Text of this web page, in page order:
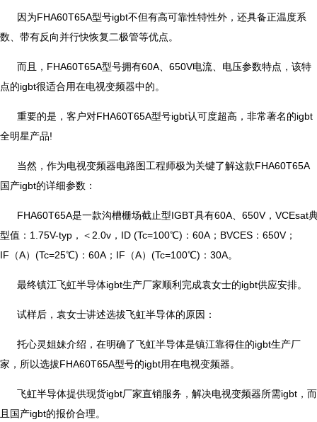
因为FHA60T65A型号igbt不但有高可靠性特性外，还具备正温度系
数、带有反向并行快恢复二极管等优点。
而且，FHA60T65A型号拥有60A、650V电流、电压参数特点，该特
点的igbt很适合用在电视变频器中的。
重要的是，客户对FHA60T65A型号igbt认可度超高，非常著名的igbt
全明星产品!
当然，作为电视变频器电路图工程师极为关键了解这款FHA60T65A
国产igbt的详细参数：
FHA60T65A是一款沟槽栅场截止型IGBT具有60A、650V，VCEsat
型值：1.75V-typ，＜2.0v，ID (Tc=100℃)：60A；BVCES：650V；
IF（A）(Tc=25℃)：60A；IF（A）(Tc=100℃)：30A。
最终镇江飞虹半导体igbt生产厂家顺利完成袁女士的igbt供应安排。
试样后，袁女士讲述选拔飞虹半导体的原因：
托心灵姐妹介绍，在明确了飞虹半导体是镇江靠得住的igbt生产厂
家，所以选拔FHA60T65A型号的igbt用在电视变频器。
飞虹半导体提供现货igbt厂家直销服务，解决电视变频器所需igbt，而
且国产igbt的报价合理。